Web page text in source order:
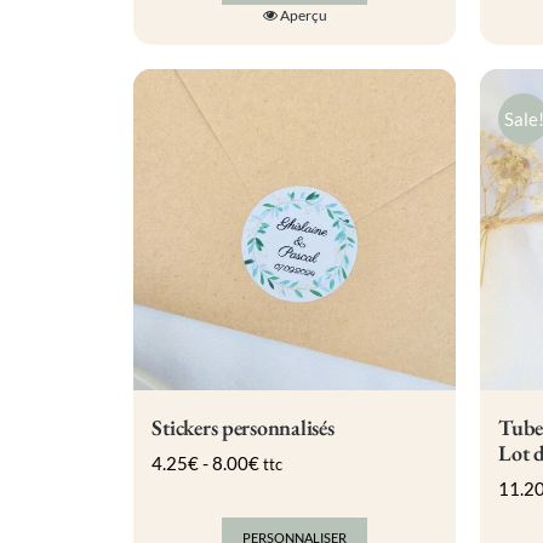
Aperçu
Stickers personnalisés
4.25€-8.00€ ttc
PERSONNALISER
Sale!
Lot